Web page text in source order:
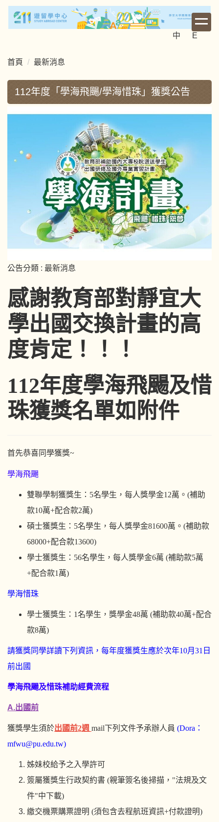
跳
主
容
區
中 E
首頁 最新消息
112年度「學海飛颺/學海惜珠」獲獎公告
公告分類 : 最新消息
感謝教育部對靜宜大
學出國交換計畫的高
度肯定！！！
112年度學海飛颺及惜
珠獲獎名單如附件
首先恭喜同學獲獎~
學海飛颺
雙聯學制獲獎生：5名學生，每人獎學金12萬。(補助
款10萬+配合款2萬)
碩士獲獎生：5名學生，每人獎學金81600萬。(補助款
68000+配合款13600)
學士獲獎生：56名學生，每人獎學金6萬 (補助款5萬
+配合款1萬)
學海惜珠
學士獲獎生：1名學生，獎學金48萬 (補助款40萬+配合
款8萬)
請獲獎同學詳讀下列資訊，每年度獲獎生應於次年10月31日
前出國
學海飛颺及惜珠補助經費流程
A.出國前
獲獎學生須於出國前2週 mail下列文件予承辦人員 (Dora：
mfwu@pu.edu.tw)
姊妹校給予之入學許可
簽屬獲獎生行政契約書 (親筆簽名後掃描，"法規及文
件"中下載)
繳交機票購票證明 (須包含去程航班資訊+付款證明)